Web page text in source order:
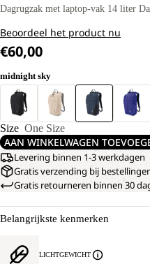
VOLLEDIG
VOLLEDIG
VOLLEDIG
VOLLEDIG
VOLLEDIG
VOLLEDIG
VOLLEDIG
VOLLEDIG
VOLLEDIG
VOLLEDIG
VOLLEDIG
VOLLEDIG
Dagrugzak met laptop-vak 14 liter
Beoordeel het product nu
€60,00
midnight sky
Size One Size
AAN WINKELWAGEN
Levering binnen 1-3 werkdagen
Gratis verzending bij
Gratis retourneren binnen 30
Belangrijkste kenmerken
LICHTGEWICHT